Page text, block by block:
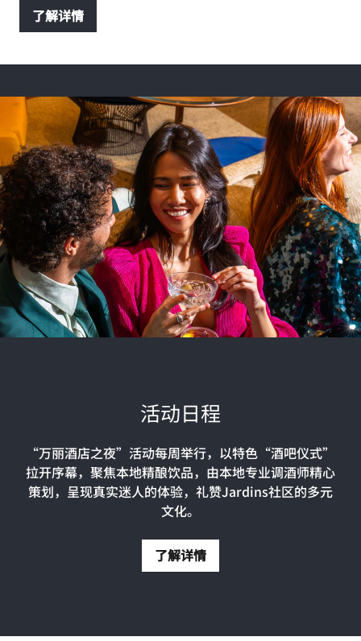
了解详情
活动日程
“万丽酒店之夜”活动每周举行，以特色“酒吧仪式”
拉开序幕，聚焦本地精酿饮品，由本地专业调酒师精心
策划，呈现真实迷人的体验，礼赞Jardins社区的多元
文化。
了解详情